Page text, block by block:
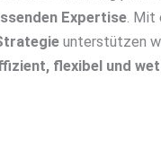
Expertise .
unterstützen
flexibel und